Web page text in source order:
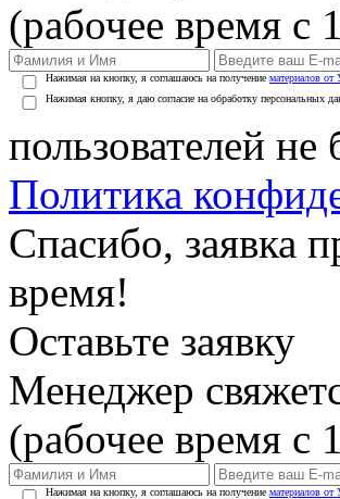
(рабочее время с
Нажимая на кнопку, я соглашаюсь на получение материалов от
Нажимая кнопку, я даю согласие на обработку персональных
пользователей
Политика
Спасибо, заявка
время!
Оставьте заявку
Менеджер
(рабочее время с
Нажимая на кнопку, я соглашаюсь на получение материалов от